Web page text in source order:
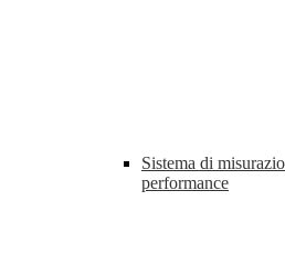
Sistema di
performance